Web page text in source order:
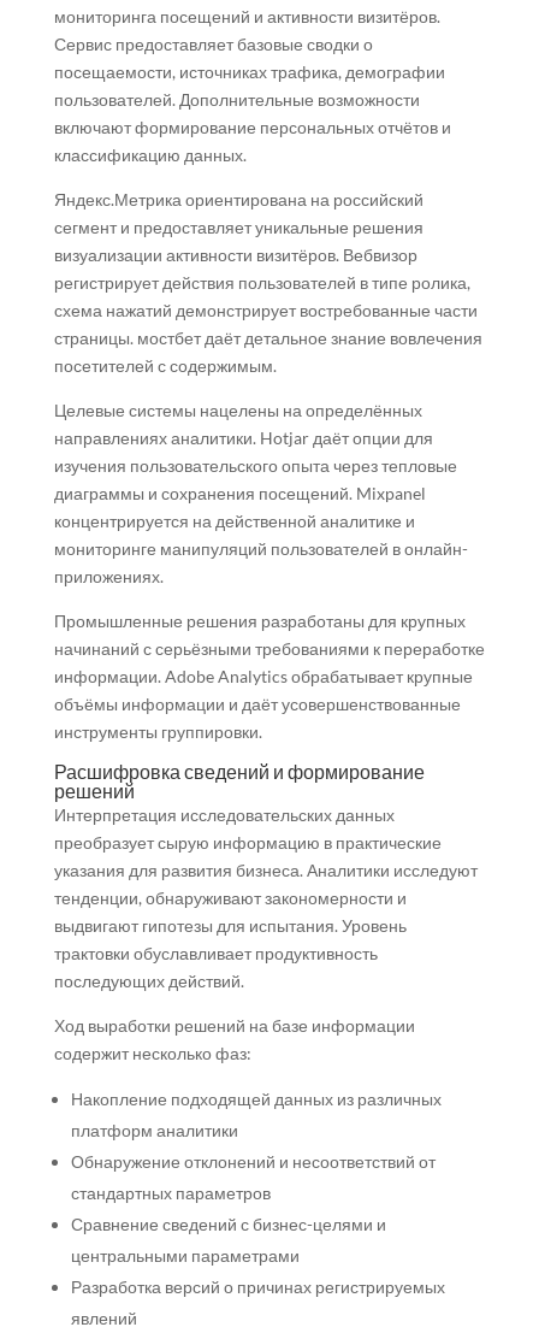
мониторинга посещений и активности визитёров.
Сервис предоставляет базовые сводки о
посещаемости, источниках трафика, демографии
пользователей. Дополнительные возможности
включают формирование персональных отчётов и
классификацию данных.
Яндекс.Метрика ориентирована на российский
сегмент и предоставляет уникальные решения
визуализации активности визитёров. Вебвизор
регистрирует действия пользователей в типе ролика,
схема нажатий демонстрирует востребованные части
страницы. мостбет даёт детальное знание вовлечения
посетителей с содержимым.
Целевые системы нацелены на определённых
направлениях аналитики. Hotjar даёт опции для
изучения пользовательского опыта через тепловые
диаграммы и сохранения посещений. Mixpanel
концентрируется на действенной аналитике и
мониторинге манипуляций пользователей в онлайн-
приложениях.
Промышленные решения разработаны для крупных
начинаний с серьёзными требованиями к переработке
информации. Adobe Analytics обрабатывает крупные
объёмы информации и даёт усовершенствованные
инструменты группировки.
Расшифровка сведений и формирование
решений
Интерпретация исследовательских данных
преобразует сырую информацию в практические
указания для развития бизнеса. Аналитики исследуют
тенденции, обнаруживают закономерности и
выдвигают гипотезы для испытания. Уровень
трактовки обуславливает продуктивность
последующих действий.
Ход выработки решений на базе информации
содержит несколько фаз:
Накопление подходящей данных из различных
платформ аналитики
Обнаружение отклонений и несоответствий от
стандартных параметров
Сравнение сведений с бизнес-целями и
центральными параметрами
Разработка версий о причинах регистрируемых
явлений